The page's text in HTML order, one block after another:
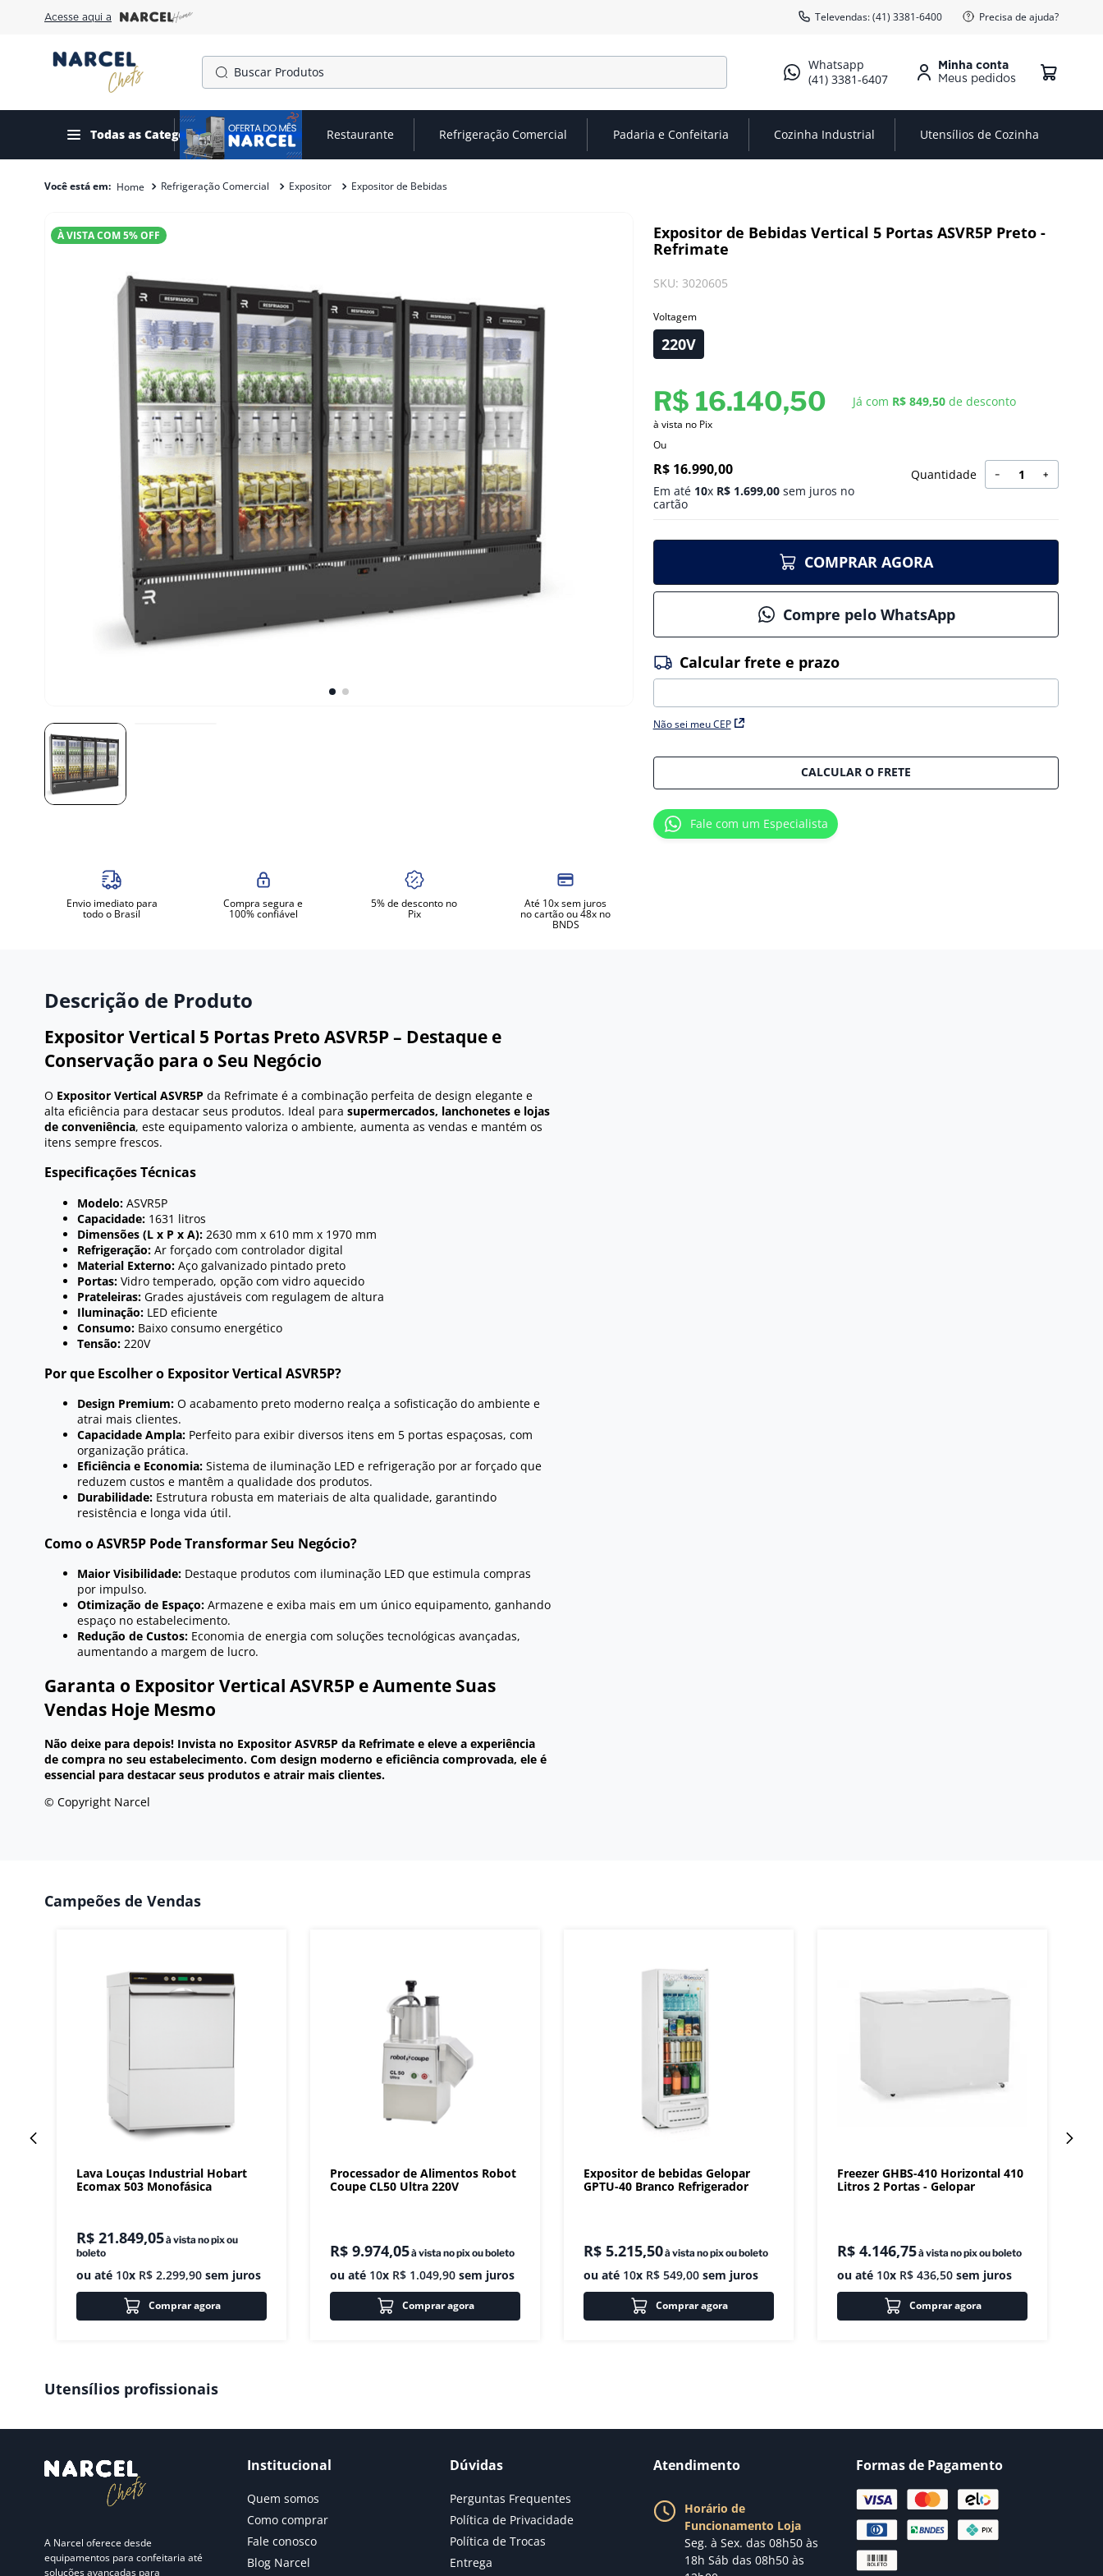
Acesse aqui a Televendas: (41) 3381-6400 Precisa de ajuda?
Buscar Produtos
(41) 3381-6407
Minha conta
Todas as CategoriasOfertas do mês Restaurante Refrigeração Comercial Padaria e Confeitaria Cozinha Industrial Utensílios de Cozinha
Refrigeração Comercial Expositor Expositor de Bebidas
À VISTA COM5% OFF
Envio imediato para
todo o Brasil
Compra segura e
100% confiável
5% de desconto no
Pix
Até 10x sem juros
no cartão ou 48x no
BNDS
Expositor de Bebidas Vertical 5 Portas ASVR5P Preto -
Refrimate
SKU: 3020605
Voltagem
220V
R$ 16.140,50 Já com R$ 849,50de desconto
à vista no Pix
Ou
R$ 16.990,00
Em até 10x R$ 1.699,00sem juros no
cartão
Quantidade ＋
－
COMPRAR AGORA
Compre pelo WhatsApp
Não sei meu CEP
CALCULAR O FRETE
Fale com um Especialista
Descrição de Produto
Expositor Vertical 5 Portas Preto ASVR5P – Destaque e
Conservação para o Seu Negócio
O Expositor Vertical ASVR5P da Refrimate é a combinação perfeita de design elegante e
alta eficiência para destacar seus produtos. Ideal para supermercados, lanchonetes e lojas
de conveniência, este equipamento valoriza o ambiente, aumenta as vendas e mantém os
itens sempre frescos.
Especificações Técnicas
Modelo: ASVR5P
Capacidade: 1631 litros
Dimensões (L x P x A): 2630 mm x 610 mm x 1970 mm
Refrigeração: Ar forçado com controlador digital
Material Externo: Aço galvanizado pintado preto
Portas: Vidro temperado, opção com vidro aquecido
Prateleiras: Grades ajustáveis com regulagem de altura
Iluminação: LED eficiente
Consumo: Baixo consumo energético
Tensão: 220V
Por que Escolher o Expositor Vertical ASVR5P?
Design Premium: O acabamento preto moderno realça a sofisticação do ambiente e
atrai mais clientes.
Capacidade Ampla: Perfeito para exibir diversos itens em 5 portas espaçosas, com
organização prática.
Eficiência e Economia: Sistema de iluminação LED e refrigeração por ar forçado que
reduzem custos e mantêm a qualidade dos produtos.
Durabilidade: Estrutura robusta em materiais de alta qualidade, garantindo
resistência e longa vida útil.
Como o ASVR5P Pode Transformar Seu Negócio?
Maior Visibilidade: Destaque produtos com iluminação LED que estimula compras
por impulso.
Otimização de Espaço: Armazene e exiba mais em um único equipamento, ganhando
espaço no estabelecimento.
Redução de Custos: Economia de energia com soluções tecnológicas avançadas,
aumentando a margem de lucro.
Garanta o Expositor Vertical ASVR5P e Aumente Suas
Vendas Hoje Mesmo
Não deixe para depois! Invista no Expositor ASVR5P da Refrimate e eleve a experiência
de compra no seu estabelecimento. Com design moderno e eficiência comprovada, ele é
essencial para destacar seus produtos e atrair mais clientes.
© Copyright Narcel
Campeões de Vendas
Lava Louças Industrial Hobart
Ecomax 503 Monofásica
R$ 21.849,05à vista no pix ou
boleto
ou até 10x R$ 2.299,90sem juros
Comprar agora
Processador de Alimentos Robot
Coupe CL50 Ultra 220V
R$ 9.974,05à vista no pix ou boleto
ou até 10x R$ 1.049,90sem juros
Comprar agora
Expositor de bebidas Gelopar
GPTU-40 Branco Refrigerador
R$ 5.215,50à vista no pix ou boleto
ou até 10x R$ 549,00sem juros
Comprar agora
Freezer GHBS-410 Horizontal 410
Litros 2 Portas - Gelopar
R$ 4.146,75à vista no pix ou boleto
ou até 10x R$ 436,50sem juros
Comprar agora
Utensílios profissionais
A Narcel oferece desde
equipamentos para confeitaria até
soluções avançadas para
Institucional
Quem somos
Como comprar
Fale conosco
Blog Narcel
Dúvidas
Perguntas Frequentes
Política de Privacidade
Política de Trocas
Entrega
Atendimento
Horário de
Funcionamento Loja
Seg. à Sex. das 08h50 às
18h Sáb das 08h50 às
Formas de Pagamento
1º
cafeteira
2º
fogão
3º
forno
7º
moedor
8º
gelopar
9º
fritadeira
10º robot coupe